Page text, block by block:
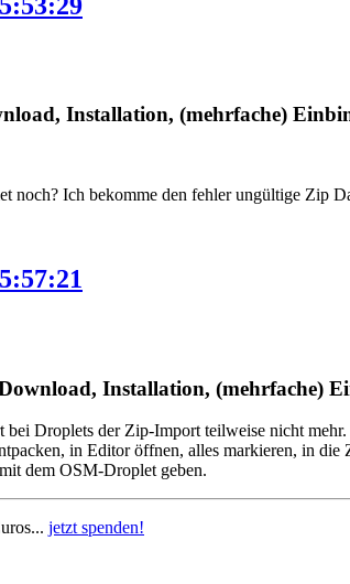
Installation, (mehrfache)
noch? Ich bekomme den fehler ungültige Zip
Installation, (mehrfache)
bei Droplets der Zip-Import teilweise nicht mehr.
in Editor öffnen, alles markieren, in
dem OSM-Droplet geben.
uros... jetzt spenden!